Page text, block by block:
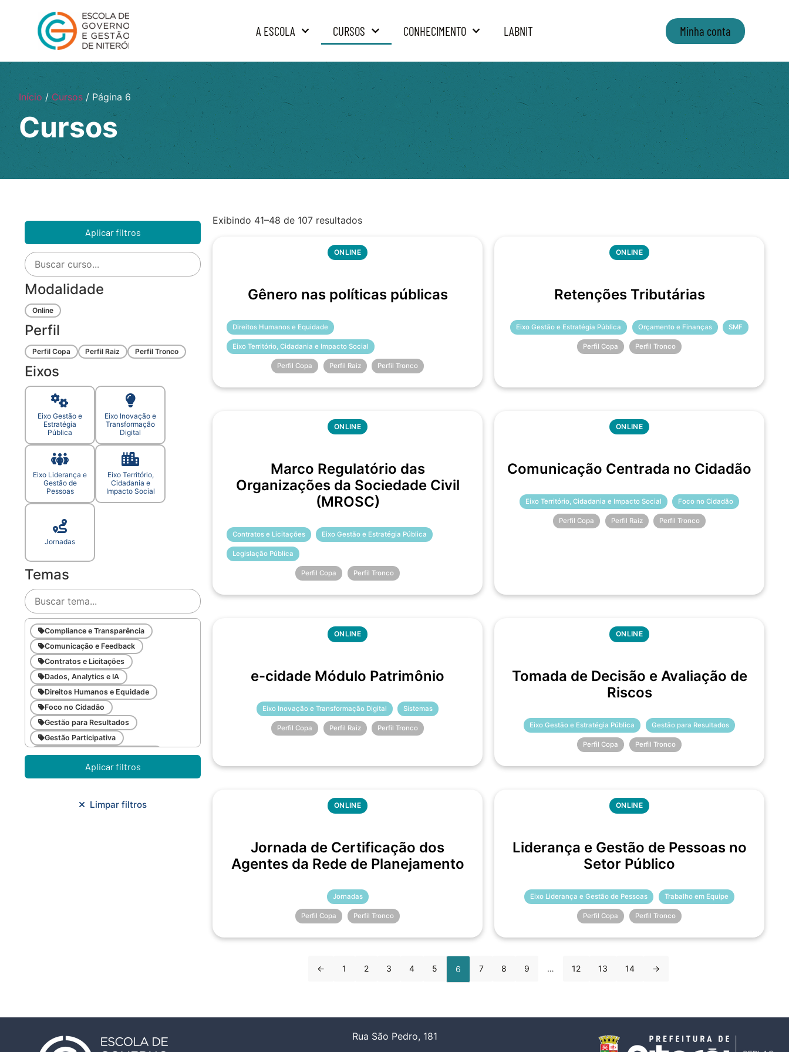
A ESCOLA CURSOS CONHECIMENTO LABNIT Minha conta
Início/Cursos/ Página 6
Cursos
Aplicar filtros
Modalidade
Online
Perfil
Perfil Copa Perfil Raiz Perfil Tronco
Eixos
Eixo Gestão e
Estratégia
Pública
Eixo Inovação e
Transformação
Digital
Eixo Liderança e
Gestão de
Pessoas
Eixo Território,
Cidadania e
Impacto Social
Jornadas
Temas
Compliance e Transparência
Comunicação e Feedback
Contratos e Licitações
Dados, Analytics e IA
Direitos Humanos e Equidade
Foco no Cidadão
Gestão para Resultados
Gestão Participativa
Inovação e Gestão da Mudança
Inteligência Emocional
Meio Ambiente e Sustentabilidade
Aplicar filtros
Limpar filtros
Exibindo 41–48 de 107 resultados
ONLINE
Gênero nas políticas públicas
Direitos Humanos e Equidade
Eixo Território, Cidadania e Impacto Social
Perfil Copa Perfil Raiz Perfil Tronco
ONLINE
Retenções Tributárias
Eixo Gestão e Estratégia Pública Orçamento e Finanças SMF
Perfil Copa Perfil Tronco
ONLINE
Marco Regulatório das
Organizações da Sociedade Civil
(MROSC)
Contratos e Licitações Eixo Gestão e Estratégia Pública
Legislação Pública
Perfil Copa Perfil Tronco
ONLINE
Comunicação Centrada no Cidadão
Eixo Território, Cidadania e Impacto Social Foco no Cidadão
Perfil Copa Perfil Raiz Perfil Tronco
ONLINE
e-cidade Módulo Patrimônio
Eixo Inovação e Transformação Digital Sistemas
Perfil Copa Perfil Raiz Perfil Tronco
ONLINE
Tomada de Decisão e Avaliação de
Riscos
Eixo Gestão e Estratégia Pública Gestão para Resultados
Perfil Copa Perfil Tronco
ONLINE
Jornada de Certificação dos
Agentes da Rede de Planejamento
Jornadas
Perfil Copa Perfil Tronco
ONLINE
Liderança e Gestão de Pessoas no
Setor Público
Eixo Liderança e Gestão de Pessoas Trabalho em Equipe
Perfil Copa Perfil Tronco
← 1 2 3 4 5 6 7 8 9 … 12 13 14 →
Rua São Pedro, 181